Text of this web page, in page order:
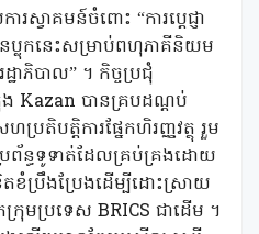
វាគមន៍ចំពោះ “ការប្តេជ្ញា
ៃប្លុកនេះសម្រាប់ពហុភាគីនិយម
ឋាភិបាល” ។ កិច្ចប្រជុំ
Kazan បានគ្របដណ្តប់
ប្រតិបត្តិការផ្នែកហិរញ្ញវត្ថុ រួម
រព័ន្ធទូទាត់ដែលគ្រប់គ្រងដោយ
ប្រឹងប្រែងដើម្បីដោះស្រាយ
ក្រុមប្រទេស BRICS ជាដើម ។